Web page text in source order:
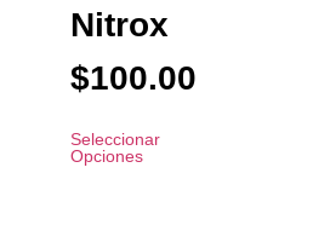
Nitrox
$100.00
Seleccionar
Opciones